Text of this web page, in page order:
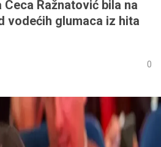
Ražnatović bila na
vodećih glumaca iz hita
0